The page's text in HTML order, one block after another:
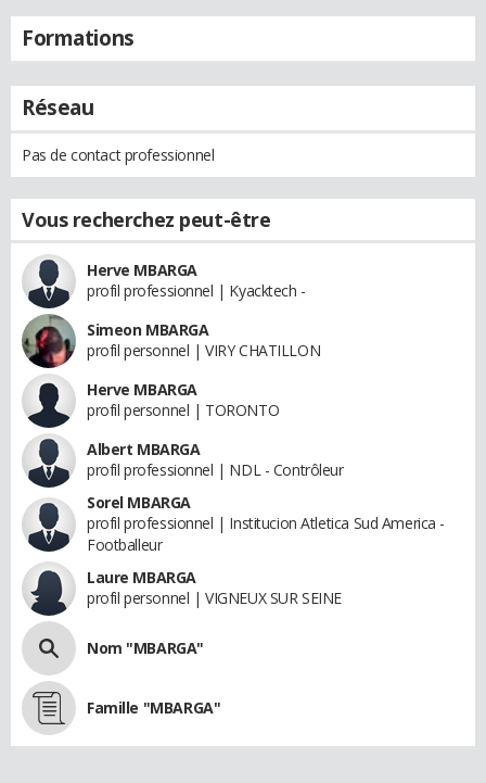
Formations
Réseau
Pas de contact professionnel
Vous recherchez peut-être
Herve MBARGA
profil professionnel | Kyacktech -
Simeon MBARGA
profil personnel | VIRY CHATILLON
Herve MBARGA
profil personnel | TORONTO
Albert MBARGA
profil professionnel | NDL - Contrôleur
Sorel MBARGA
profil professionnel | Institucion Atletica Sud America -
Footballeur
Laure MBARGA
profil personnel | VIGNEUX SUR SEINE
Nom "MBARGA"
Famille "MBARGA"